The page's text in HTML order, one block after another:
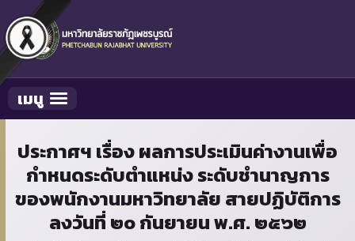
Toggle navigation
เมนู
ประกาศฯ เรื่อง ผลการประเมินค่างานเพื่อ
กำหนดระดับตำแหน่ง ระดับชำนาญการ
ของพนักงานมหาวิทยาลัย สายปฏิบัติการ
ลงวันที่ ๒๐ กันยายน พ.ศ. ๒๕๖๒